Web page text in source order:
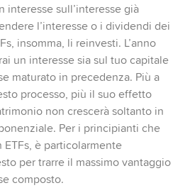
interesse sull’interesse già
l’interesse o i dividendi dei
insomma, li reinvesti. L’anno
un interesse sia sul tuo capitale
maturato in precedenza. Più a
processo, più il suo effetto
non crescerà soltanto in
Per i principianti che
è particolarmente
per trarre il massimo vantaggio
composto.